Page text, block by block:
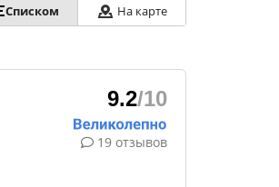
Списком На карте
9.2/10
19 отзывов